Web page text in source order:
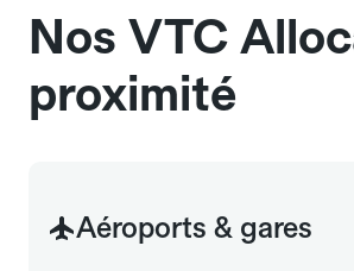
Nos VTC
proximité
Aéroports & gares